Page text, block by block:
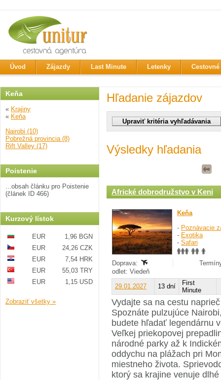
Úvod Zájazdy Last Minute Letenky
Keňa
« Krajiny
« Keňa
Nairobi (10)
Pobrežná provincia (8)
Rift Valley (17)
Poistenie
...obsah článku pro Poistenie
(článek ID 466)
Kurzový lístok
EUR
1,96 BGN
EUR
24,26 CZK
EUR
7,54 HRK
EUR
55,03 TRY
EUR
1,15 USD
Zobraziť všetky »
Hľadanie zájazdov
Výsledky hľadania
Africké dobrodružstvo v Keni
Keňa
- Poznávacie
- Exotika
- Safari
Doprava:
odlet: Viedeň
29.01.2027
13 dní
First
Minute
Vydajte sa na cestu
Spoznáte pulzujúce
budete hľadať legendárnu
Veľkej priekopovej
národné parky až k
oddychu na plážach pri
miestneho života.
ktorý sa krajine venuje dlhé